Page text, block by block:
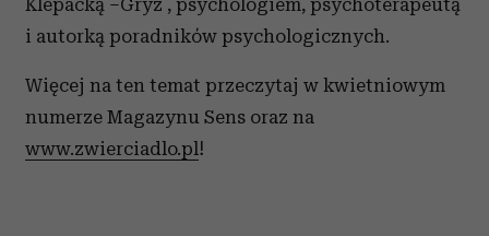
Klepacką –Gryz , psychologiem, psychoterapeutą
i autorką poradników psychologicznych.
Więcej na ten temat przeczytaj w kwietniowym
numerze Magazynu Sens oraz na
www.zwierciadlo.pl!